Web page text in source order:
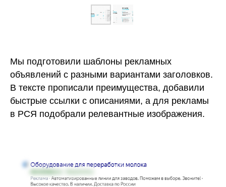
Мы подготовили шаблоны рекламных
объявлений с разными вариантами заголовков.
В тексте прописали преимущества, добавили
быстрые ссылки с описаниями, а для рекламы
в РСЯ подобрали релевантные изображения.